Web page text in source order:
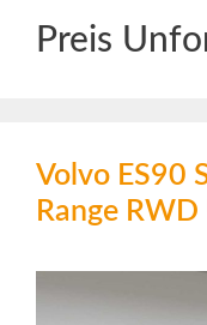
Preis
Volvo ES90
Range